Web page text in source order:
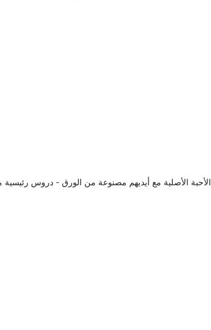
الأحبة الأصلية مع أيديهم مصنوعة من الورق - دروس